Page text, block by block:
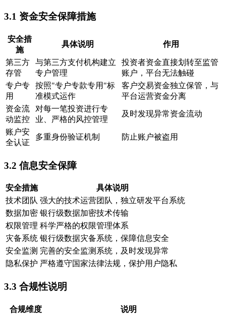
3.1 资金安全保障措施
安全措
施
具体说明 作用
第三方
存管
与第三方支付机构建立
专户管理
投资者资金直接划转至监管
账户，平台无法触碰
专户专
用
按照"专户专款专用"标
准模式运作
客户交易资金独立保管，与
平台运营资金分离
资金流
动监控
对每一笔投资进行专
业、严格的风控管理
及时发现异常资金流动
账户安
全认证
多重身份验证机制 防止账户被盗用
3.2 信息安全保障
安全措施
具体说明
技术团队 强大的技术运营团队，独立研发平台系统
数据加密 银行级数据加密技术传输
权限管理 科学严格的权限管理体系
灾备系统 银行级数据灾备系统，保障信息安全
安全监测 完善的安全监测系统，及时发现异常
隐私保护 严格遵守国家法律法规，保护用户隐私
3.3 合规性说明
合规维度 说明